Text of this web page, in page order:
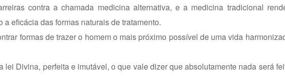
contra a chamada medicina alternativa, e a medicina tradicional
eficácia das formas naturais de tratamento.
formas de trazer o homem o mais próximo possível de uma vida
lei Divina, perfeita e imutável, o que vale dizer que absolutamente nada será